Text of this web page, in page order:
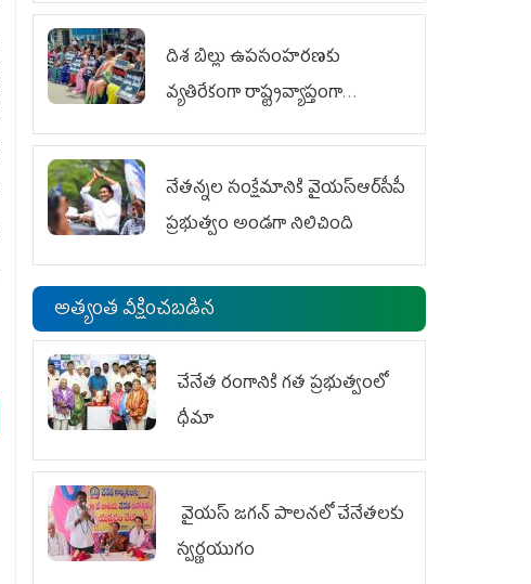
దిశ బిల్లు ఉపసంహరణకు
వ్యతిరేకంగా రాష్ట్రవ్యాప్తంగా
వైయ‌స్ఆర్‌సీపీ మహిళా విభాగం
నేతన్నల సంక్షేమానికి వైయ‌స్ఆర్‌సీపీ
ప్రభుత్వం అండగా నిలిచింది
అత్యంత వీక్షించబడిన
చేనేత రంగానికి గత ప్రభుత్వంలో
ధీమా
వైయ‌స్ జగన్ పాలనలో చేనేతలకు
స్వర్ణయుగం